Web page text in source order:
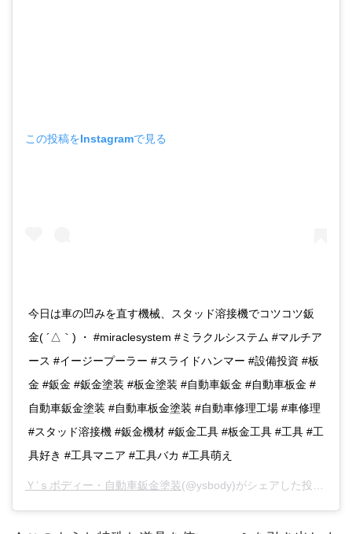
この投稿をInstagramで見る
今日は車の凹みを直す機械、スタッド溶接機でコツコツ鈑
金( ´△｀) ・ #miraclesystem #ミラクルシステム #マルチア
ース #イージープーラー #スライドハンマー #設備投資 #板
金 #鈑金 #鈑金塗装 #板金塗装 #自動車鈑金 #自動車板金 #
自動車鈑金塗装 #自動車板金塗装 #自動車修理工場 #車修理
#スタッド溶接機 #鈑金機材 #鈑金工具 #板金工具 #工具 #工
具好き #工具マニア #工具バカ #工具萌え
Ｙ’ｓボディー・自動車鈑金塗装(@ysbody)がシェアした投稿 -